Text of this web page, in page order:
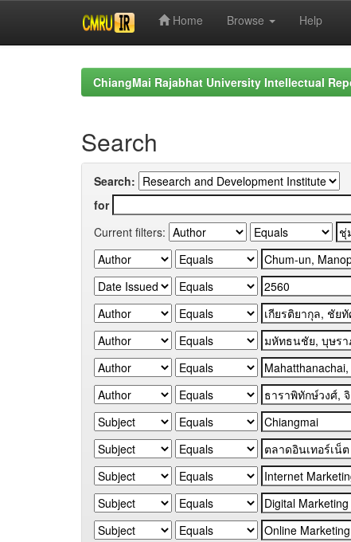
Home Browse Help
ChiangMai Rajabhat University Intellectual
Search
Search:
for
Current filters: